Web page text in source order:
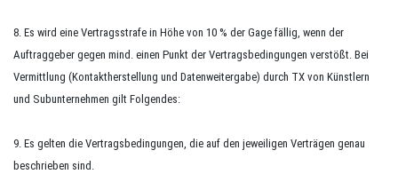
8. Es wird eine Vertragsstrafe in Höhe von 10 % der Gage fällig, wenn der
Auftraggeber gegen mind. einen Punkt der Vertragsbedingungen verstößt. Bei
Vermittlung (Kontaktherstellung und Datenweitergabe) durch TX von Künstlern
und Subunternehmen gilt Folgendes:
9. Es gelten die Vertragsbedingungen, die auf den jeweiligen Verträgen genau
beschrieben sind.